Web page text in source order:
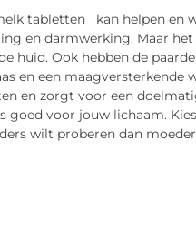
tabletten kan helpen en
en darmwerking. Maar
huid. Ook hebben de
en een maagversterkende
en zorgt voor een
voor jouw lichaam.
wilt proberen dan